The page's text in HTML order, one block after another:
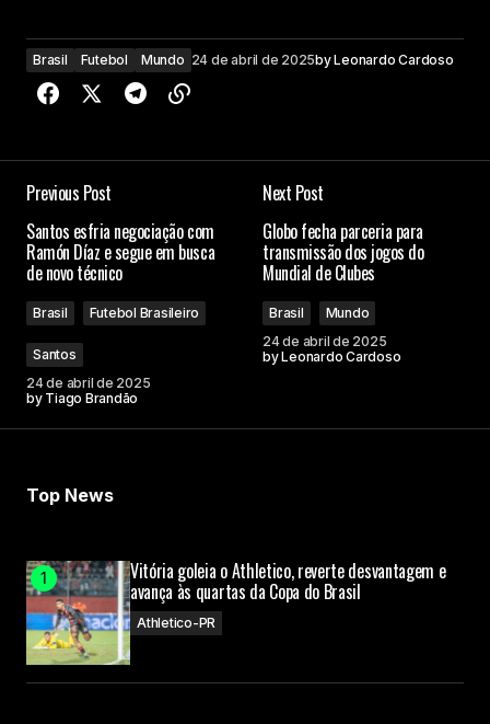
Brasil Futebol Mundo 24 de abril de 2025byLeonardo Cardoso
Previous Post
Santos esfria negociação com
Ramón Díaz e segue em busca
de novo técnico
Brasil Futebol Brasileiro
Santos
24 de abril de 2025
by Tiago Brandão
Next Post
Globo fecha parceria para
transmissão dos jogos do
Mundial de Clubes
Brasil
Mundo
24 de abril de 2025
byLeonardo Cardoso
Top News
Vitória goleia o Athletico, reverte desvantagem e
avança às quartas da Copa do Brasil
Athletico-PR